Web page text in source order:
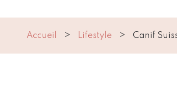
Accueil Lifestyle Canif